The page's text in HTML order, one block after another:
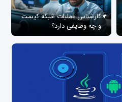
کارشناس عملیات شبکه کیست
و چه وظایفی دارد؟